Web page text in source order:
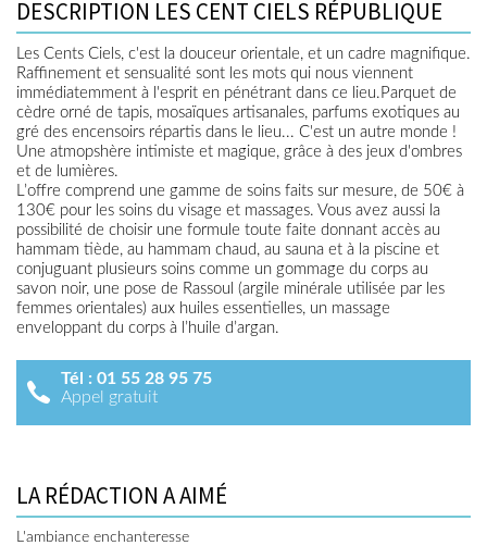
DESCRIPTION LES CENT CIELS RÉPUBLIQUE
Les Cents Ciels, c'est la douceur orientale, et un cadre magnifique.
Raffinement et sensualité sont les mots qui nous viennent
immédiatemment à l'esprit en pénétrant dans ce lieu.Parquet de
cèdre orné de tapis, mosaïques artisanales, parfums exotiques au
gré des encensoirs répartis dans le lieu... C'est un autre monde !
Une atmopshère intimiste et magique, grâce à des jeux d'ombres
et de lumières.
L’offre comprend une gamme de soins faits sur mesure, de 50€ à
130€ pour les soins du visage et massages. Vous avez aussi la
possibilité de choisir une formule toute faite donnant accès au
hammam tiède, au hammam chaud, au sauna et à la piscine et
conjuguant plusieurs soins comme un gommage du corps au
savon noir, une pose de Rassoul (argile minérale utilisée par les
femmes orientales) aux huiles essentielles, un massage
enveloppant du corps à l’huile d’argan.
Tél : 01 55 28 95 75
Appel gratuit
LA RÉDACTION A AIMÉ
L'ambiance enchanteresse